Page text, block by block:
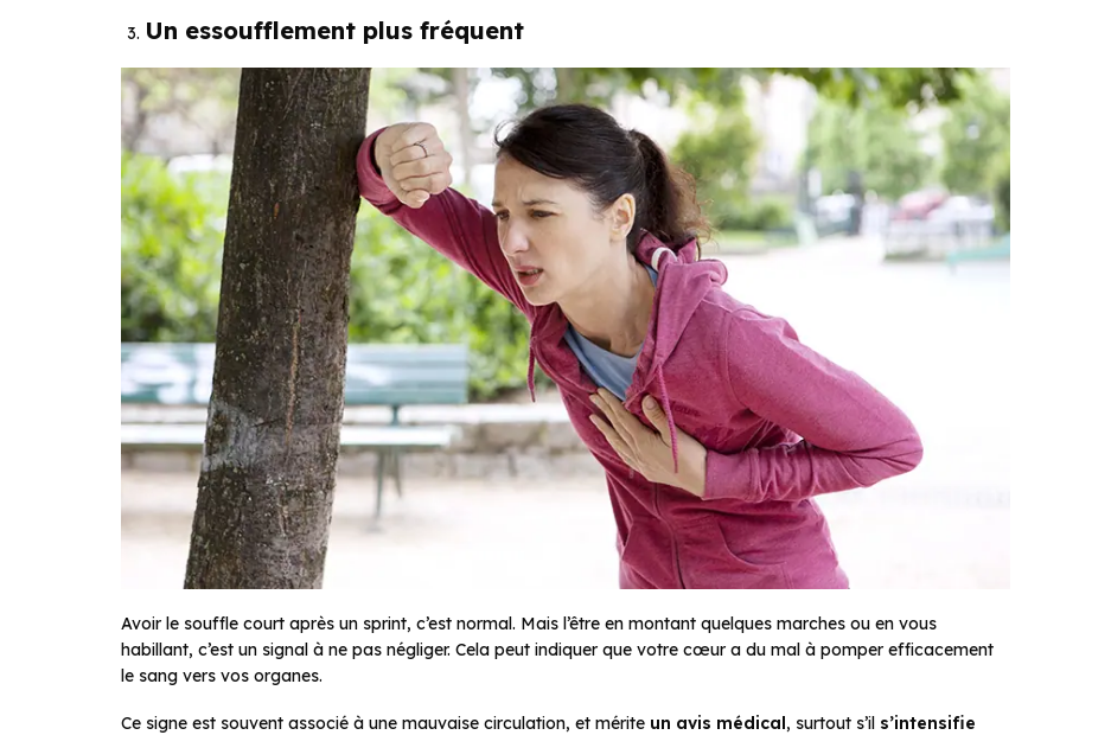
Un essoufflement plus fréquent
Avoir le souffle court après un sprint, c’est normal. Mais l’être en montant quelques marches ou en vous
habillant, c’est un signal à ne pas négliger. Cela peut indiquer que votre cœur a du mal à pomper efficacement
le sang vers vos organes.
Ce signe est souvent associé à une mauvaise circulation, et mérite un avis médical, surtout s’il s’intensifie